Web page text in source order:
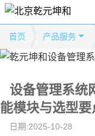
首页 产品服务
设备管理系统
能模块与选型要
日期:2025-10-28